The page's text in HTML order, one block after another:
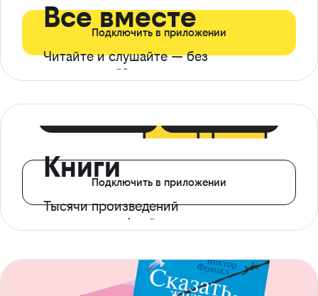
Все вместе
Читайте и слушайте — без
ограничений*
Подключить в приложении
Книги
Тысячи произведений
с доступом офлайн
Подключить в приложении